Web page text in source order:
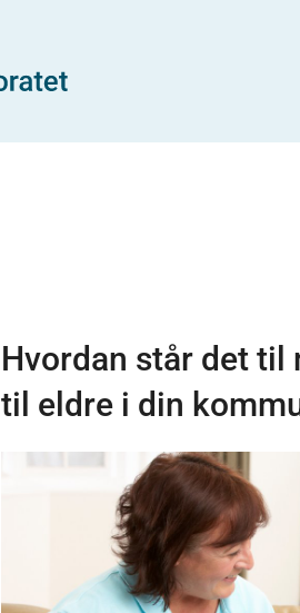
Hvordan står det til
til eldre i din